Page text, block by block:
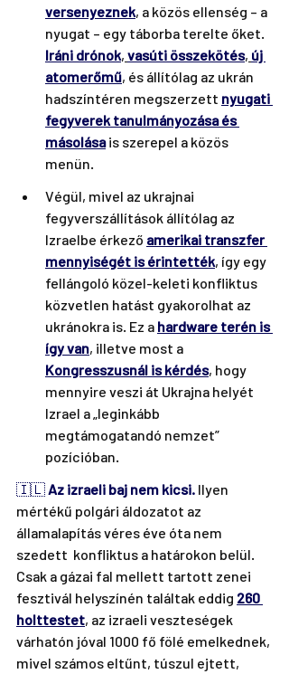
versenyeznek, a közös ellenség – a
nyugat – egy táborba terelte őket.
Iráni drónok, vasúti összekötés, új
atomerőmű, és állítólag az ukrán
hadszíntéren megszerzett nyugati
fegyverek tanulmányozása és
másolása is szerepel a közös
menün.
Végül, mivel az ukrajnai
fegyverszállítások állítólag az
Izraelbe érkező amerikai transzfer
mennyiségét is érintették, így egy
fellángoló közel-keleti konfliktus
közvetlen hatást gyakorolhat az
ukránokra is. Ez a hardware terén is
így van, illetve most a
Kongresszusnál is kérdés, hogy
mennyire veszi át Ukrajna helyét
Izrael a „leginkább
megtámogatandó nemzet”
pozícióban.
🇮🇱 Az izraeli baj nem kicsi. Ilyen
mértékű polgári áldozatot az
államalapítás véres éve óta nem
szedett  konfliktus a határokon belül.
Csak a gázai fal mellett tartott zenei
fesztivál helyszínén találtak eddig 260
holttestet, az izraeli veszteségek
várhatón jóval 1000 fő fölé emelkednek,
mivel számos eltűnt, túszul ejtett,